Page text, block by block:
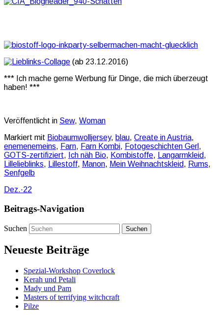
(ab 23.12.2016)
*** Ich mache gerne Werbung für Dinge, die mich überzeugt
haben! ***
Veröffentlicht in Sew, Woman
Markiert mit Biobaumwolljersey, blau, Create in Austria,
enemenemeins, Farn, Farn Kombi, Fotogeschichten Gerl ,
GOTS-zertifiziert, Ich näh Bio, Kombistoffe, Langarmkleid,
Lillelieblinks, Lillestoff, Manon, Mein Weihnachtskleid, Rums,
Senfgelb
Dez.·22
Beitrags-Navigation
Suchen
Neueste Beiträge
Spezial-Workshop Coverlock
Kerah und Petali
Mady und Pam
Masters of terrifying witchcraft
Pilze